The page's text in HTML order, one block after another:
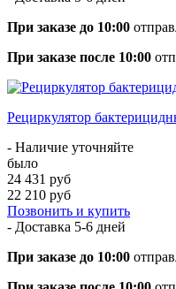
При заказе до 10:00
При заказе после 10:00
Рециркулятор
- Наличие уточняйте
было
24 431 руб
22 210 руб
Позвонить и купить
- Доставка 5-6 дней
При заказе до 10:00